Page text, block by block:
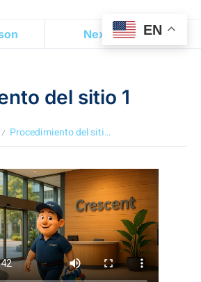
Next Lesson
del sitio 1
Procedimiento del sitio 1
EN